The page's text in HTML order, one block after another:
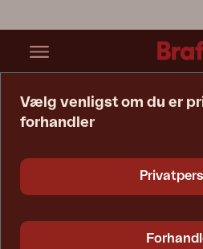
Vælg venligst om du er
forhandler